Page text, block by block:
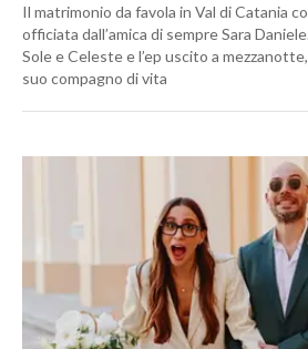
Il matrimonio da favola in Val di Catania
officiata dall’amica di sempre Sara
Sole e Celeste e l’ep uscito a
suo compagno di vita